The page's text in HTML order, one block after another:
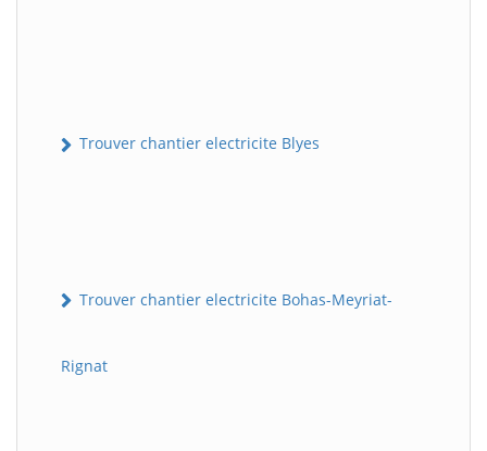
Trouver chantier electricite Blyes
Trouver chantier electricite Bohas-Meyriat-
Rignat